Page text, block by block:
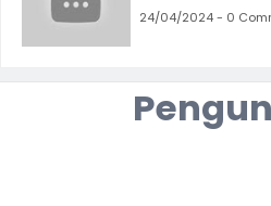
24/04/2024 - 0